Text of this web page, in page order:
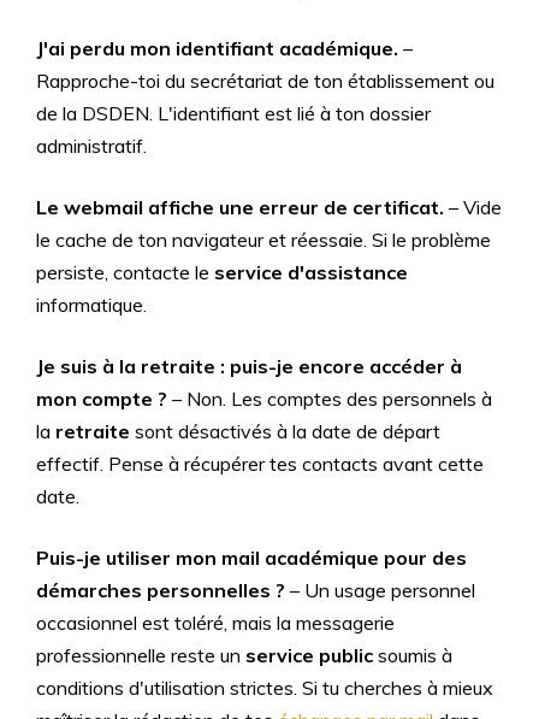
J'ai perdu mon identifiant académique. –
Rapproche-toi du secrétariat de ton établissement ou
de la DSDEN. L'identifiant est lié à ton dossier
administratif.
Le webmail affiche une erreur de certificat. – Vide
le cache de ton navigateur et réessaie. Si le problème
persiste, contacte le service d'assistance
informatique.
Je suis à la retraite : puis-je encore accéder à
mon compte ? – Non. Les comptes des personnels à
la retraite sont désactivés à la date de départ
effectif. Pense à récupérer tes contacts avant cette
date.
Puis-je utiliser mon mail académique pour des
démarches personnelles ? – Un usage personnel
occasionnel est toléré, mais la messagerie
professionnelle reste un service public soumis à
conditions d'utilisation strictes. Si tu cherches à mieux